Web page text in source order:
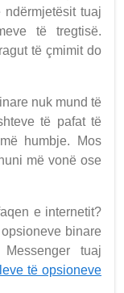
tuaj
të tregtisë.
të çmimit do
nuk mund të
të pafat të
humbje. Mos
më vonë ose
e internetit?
binare
tuaj
të opsioneve